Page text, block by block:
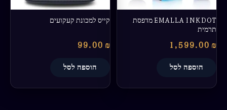
EMALLA INKDOT מדפסת
תרמית
1,599.00 ₪
הוספה לסל
קייס למכונת קעקועים
99.00 ₪
הוספה לסל